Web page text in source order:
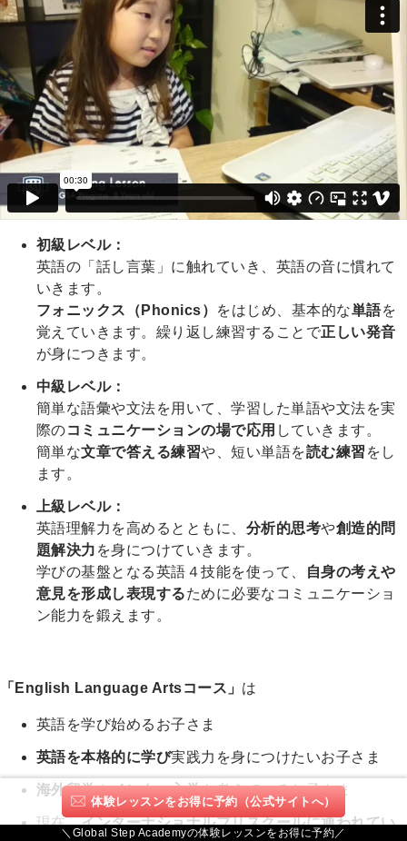
初級レベル：
英語の「話し言葉」に触れていき、英語の音に慣れて
いきます。
フォニックス（Phonics）
をはじめ、基本的な単語を
覚えていきます。繰り返し練習することで正しい発音
が身につきます。
中級レベル：
簡単な語彙や文法を用いて、学習した単語や文法を実
際のコミュニケーションの場で応用 していきます。
簡単な文章で答える練習や、短い単語を読む練習 をし
ます。
上級レベル：
英語理解力を高めるとともに、 分析的思考や創造的問
題解決力 を身につけていきます。
学びの基盤となる英語４技能を使って、
自身の考えや
意見を形成し表現するために必要なコミュニケーショ
ン能力を鍛えます。
「English Language Artsコース」 は
英語を学び始めるお子さま
英語を本格的に学び実践力を身につけたいお子さま
海外留学やインター入学を考えているお子さま
現在、インターナショナルプリスクールに通われてい
体験レッスンをお得に予約（公式サイトへ）
＼Global Step Academyの体験レッスンをお得に予約／